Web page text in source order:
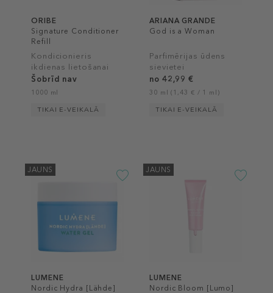
ORIBE
Signature Conditioner
Refill
Kondicionieris
ikdienas lietošanai
Šobrīd nav
1000 ml
TIKAI E-VEIKALĀ
ARIANA GRANDE
God is a Woman
Parfimērijas ūdens
sievietei
no 42,99 €
30 ml (1,43 € / 1 ml)
TIKAI E-VEIKALĀ
JAUNS
LUMENE
Nordic Hydra [Lähde]
JAUNS
LUMENE
Nordic Bloom [Lumo]